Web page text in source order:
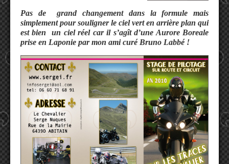
Pas de grand changement dans la formule mais
simplement pour souligner le ciel vert en arrière plan qui
est bien un ciel réel car il s’agît d’une Aurore Boreale
prise en Laponie par mon ami curé Bruno Labbé !